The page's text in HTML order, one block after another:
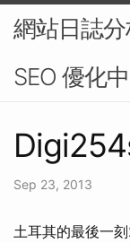
網站日誌
SEO 優化
Sep 23, 2013
土耳其的最後一